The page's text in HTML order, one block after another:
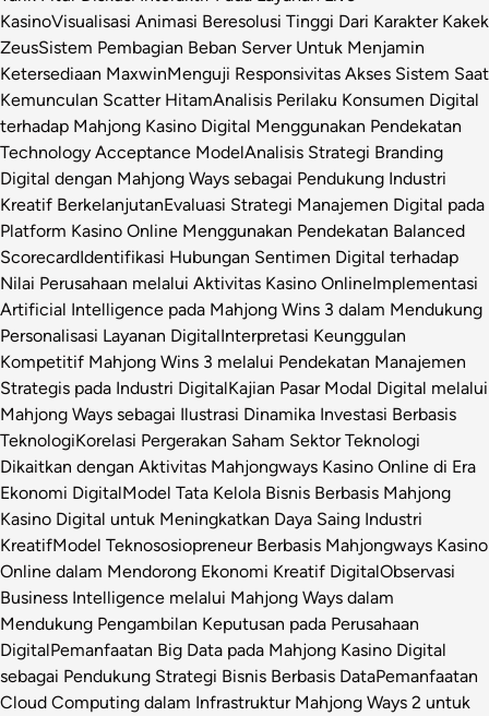
KasinoVisualisasi Animasi Beresolusi Tinggi Dari Karakter Kakek
ZeusSistem Pembagian Beban Server Untuk Menjamin
Ketersediaan MaxwinMenguji Responsivitas Akses Sistem Saat
Kemunculan Scatter HitamAnalisis Perilaku Konsumen Digital
terhadap Mahjong Kasino Digital Menggunakan Pendekatan
Technology Acceptance ModelAnalisis Strategi Branding
Digital dengan Mahjong Ways sebagai Pendukung Industri
Kreatif BerkelanjutanEvaluasi Strategi Manajemen Digital pada
Platform Kasino Online Menggunakan Pendekatan Balanced
ScorecardIdentifikasi Hubungan Sentimen Digital terhadap
Nilai Perusahaan melalui Aktivitas Kasino OnlineImplementasi
Artificial Intelligence pada Mahjong Wins 3 dalam Mendukung
Personalisasi Layanan DigitalInterpretasi Keunggulan
Kompetitif Mahjong Wins 3 melalui Pendekatan Manajemen
Strategis pada Industri DigitalKajian Pasar Modal Digital melalui
Mahjong Ways sebagai Ilustrasi Dinamika Investasi Berbasis
TeknologiKorelasi Pergerakan Saham Sektor Teknologi
Dikaitkan dengan Aktivitas Mahjongways Kasino Online di Era
Ekonomi DigitalModel Tata Kelola Bisnis Berbasis Mahjong
Kasino Digital untuk Meningkatkan Daya Saing Industri
KreatifModel Teknososiopreneur Berbasis Mahjongways Kasino
Online dalam Mendorong Ekonomi Kreatif DigitalObservasi
Business Intelligence melalui Mahjong Ways dalam
Mendukung Pengambilan Keputusan pada Perusahaan
DigitalPemanfaatan Big Data pada Mahjong Kasino Digital
sebagai Pendukung Strategi Bisnis Berbasis DataPemanfaatan
Cloud Computing dalam Infrastruktur Mahjong Ways 2 untuk